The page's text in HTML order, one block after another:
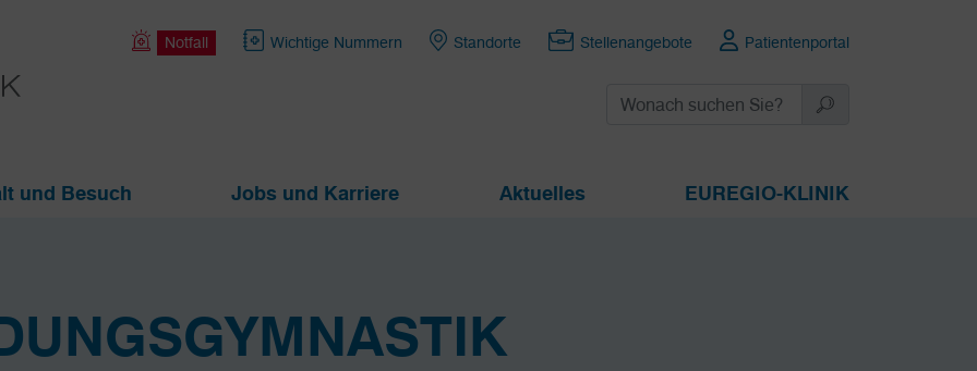
Notfall Wichtige Nummern Standorte Stellenangebote Patientenportal
und Besuch Jobs und Karriere Aktuelles EUREGIO-KLINIK